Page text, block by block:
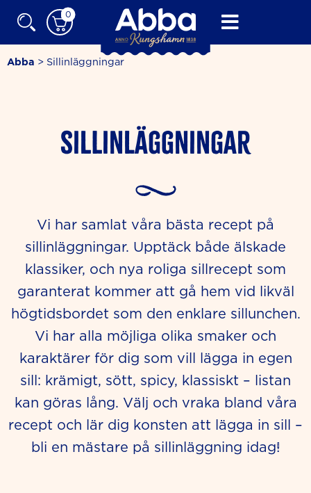
0
Abba > Sillinläggningar
Sillinläggningar
Vi har samlat våra bästa recept på
sillinläggningar. Upptäck både älskade
klassiker, och nya roliga sillrecept som
garanterat kommer att gå hem vid likväl
högtidsbordet som den enklare sillunchen.
Vi har alla möjliga olika smaker och
karaktärer för dig som vill lägga in egen
sill: krämigt, sött, spicy, klassiskt – listan
kan göras lång. Välj och vraka bland våra
recept och lär dig konsten att lägga in sill –
bli en mästare på sillinläggning idag!